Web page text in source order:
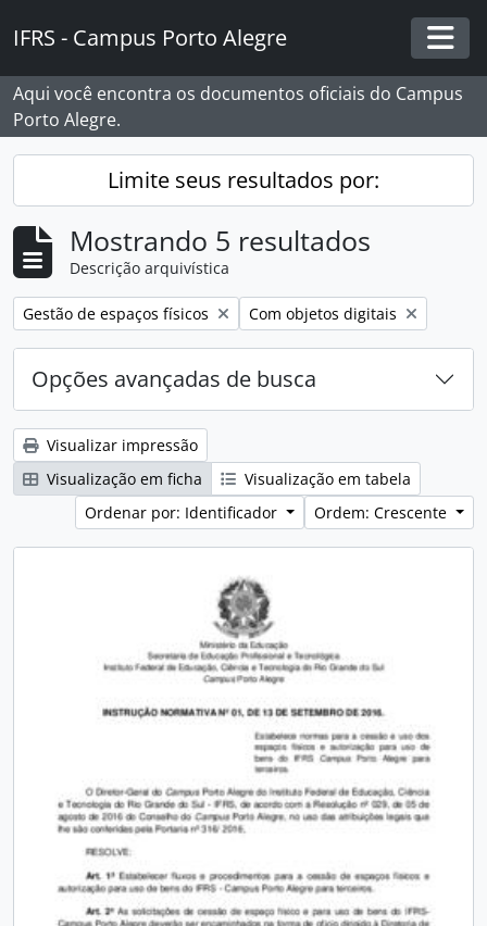
IFRS - Campus Porto Alegre
Aqui você encontra os documentos oficiais do Campus
Porto Alegre.
Limite seus resultados por:
Mostrando 5 resultados
Descrição arquivística
Remover filtro:
Gestão de espaços físicos Remover filtro:
Com objetos digitais
Opções avançadas de busca
Visualizar impressão
Visualização em ficha
Visualização em tabela
Ordenar por: Identificador
Ordem: Crescente